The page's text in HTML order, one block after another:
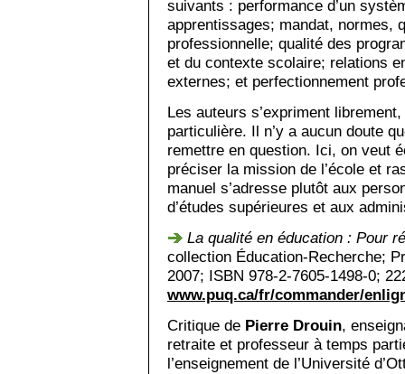
suivants : performance d’un
apprentissages; mandat, normes,
professionnelle; qualité des
et du contexte scolaire; relations
externes; et perfectionnement
Les auteurs s’expriment
particulière. Il n’y a aucun doute
remettre en question. Ici, on veut
préciser la mission de l’école et
manuel s’adresse plutôt aux
d’études supérieures et aux
La qualité en éducation : Pour
collection Éducation-Recherche;
2007; ISBN 978-2-7605-1498-0;
www.puq.ca/fr/commander/
Critique de Pierre Drouin,
retraite et professeur à temps
l’enseignement de l’Université